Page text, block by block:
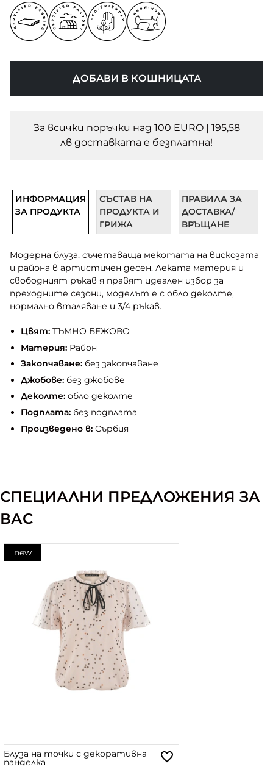
ДОБАВИ В КОШНИЦАТА
За всички поръчки над 100 EURO | 195,58
лв доставката e безплатна!
ИНФОРМАЦИЯ
ЗА ПРОДУКТА
СЪСТАВ НА
ПРОДУКТА И
ГРИЖА
ПРАВИЛА ЗА
ДОСТАВКА/
ВРЪЩАНЕ
Модерна блуза, съчетаваща мекотата на вискозата
и района в артистичен десен. Леката материя и
свободният ръкав я правят идеален избор за
преходните сезони, моделът е с обло деколте,
нормално вталяване и 3/4 ръкав.
Цвят:ТЪМНО БЕЖОВО
Материя:Район
Закопчаване:без закопчаване
Джобове:без джобове
Деколте:обло деколте
Подплата:без подплата
Произведено в:Сърбия
СПЕЦИАЛНИ ПРЕДЛОЖЕНИЯ ЗА
ВАС
new
Блуза на точки с декоративна
панделка